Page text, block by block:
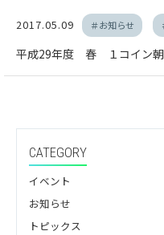
2017.05.09 ＃お知らせ
平成29年度 春 １コイン
CATEGORY
イベント
お知らせ
トピックス